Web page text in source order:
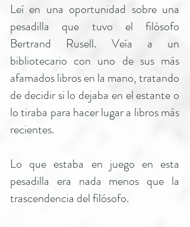
Leí en una oportunidad sobre una
pesadilla que tuvo el filósofo
Bertrand Rusell. Veía a un
bibliotecario con uno de sus más
afamados libros en la mano, tratando
de decidir si lo dejaba en el estante o
lo tiraba para hacer lugar a libros más
recientes.
Lo que estaba en juego en esta
pesadilla era nada menos que la
trascendencia del filósofo.